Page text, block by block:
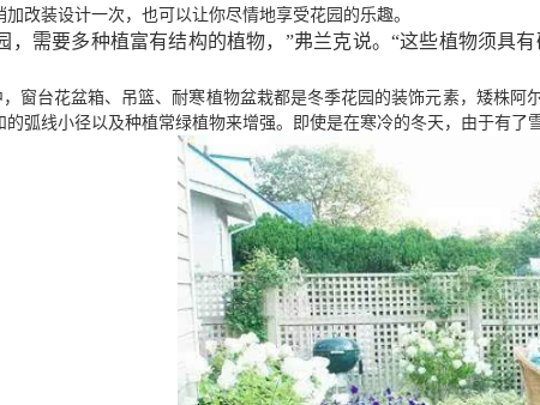
加改装设计一次，也可以让你尽情地享受花园的乐趣。
，需要多种植富有结构的植物， ”弗兰克说。 “这些植物须具
，窗台花盆箱、吊篮、耐寒植物盆栽都是冬季花园的装饰元素，矮株阿
的弧线小径以及种植常绿植物来增强。即使是在寒冷的冬天，由于有了